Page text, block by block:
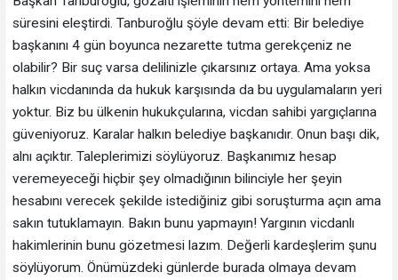
süresini eleştirdi. Tanburoğlu şöyle devam etti: Bir belediye
başkanını 4 gün boyunca nezarette tutma gerekçeniz ne
olabilir? Bir suç varsa delilinizle çıkarsınız ortaya. Ama yoksa
halkın vicdanında da hukuk karşısında da bu uygulamaların yeri
yoktur. Biz bu ülkenin hukukçularına, vicdan sahibi yargıçlarına
güveniyoruz. Karalar halkın belediye başkanıdır. Onun başı dik,
alnı açıktır. Taleplerimizi söylüyoruz. Başkanımız hesap
veremeyeceği hiçbir şey olmadığının bilinciyle her şeyin
hesabını verecek şekilde istediğiniz gibi soruşturma açın ama
sakın tutuklamayın. Bakın bunu yapmayın! Yargının vicdanlı
hakimlerinin bunu gözetmesi lazım. Değerli kardeşlerim şunu
söylüyorum. Önümüzdeki günlerde burada olmaya devam